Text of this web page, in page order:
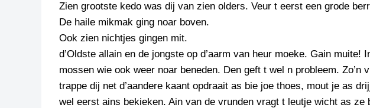
LUUSTERN
SCHRIEFWEDSTRIED
FLYER
INZENDENS
PERSBERICHT
SCHRIEFWEDSTRIED
INZENDENS
RECEPTEN
SPREUKEN
VEURDRACHTEN
Zien grootste kedo was dij van zien olders. Veur t eerst een grode
De haile mikmak ging noar boven.
Ook zien nichtjes gingen mit.
d’Oldste allain en de jongste op d’aarm van heur moeke. Gain muite!
mossen wie ook weer noar beneden. Den geft t wel n probleem. Zo’n
trappe dij net d’aandere kaant opdraait as bie joe thoes, mout je as
wel eerst ains bekieken. Ain van de vrunden vragt t leutje wicht as ze